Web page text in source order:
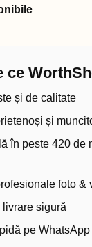
ce
și de calitate
și
în peste 420 de
foto &
sigură
pe WhatsApp